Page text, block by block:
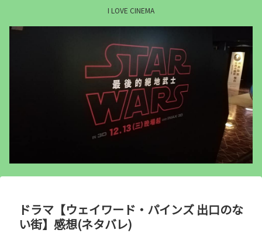
I LOVE CINEMA
ドラマ【ウェイワード・パインズ 出口のな
い街】感想(ネタバレ)